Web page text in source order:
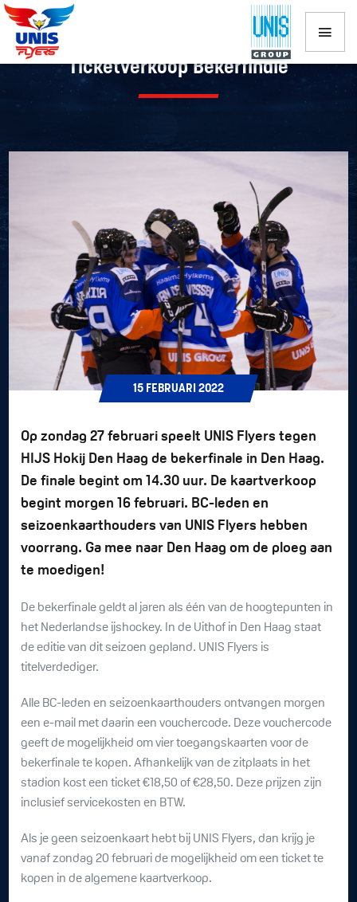
Ticketverkoop Bekerfinale
15 FEBRUARI 2022
Op zondag 27 februari speelt UNIS Flyers tegen
HIJS Hokij Den Haag de bekerfinale in Den Haag.
De finale begint om 14.30 uur. De kaartverkoop
begint morgen 16 februari. BC-leden en
seizoenkaarthouders van UNIS Flyers hebben
voorrang. Ga mee naar Den Haag om de ploeg aan
te moedigen!
De bekerfinale geldt al jaren als één van de hoogtepunten in
het Nederlandse ijshockey. In de Uithof in Den Haag staat
de editie van dit seizoen gepland. UNIS Flyers is
titelverdediger.
Alle BC-leden en seizoenkaarthouders ontvangen morgen
een e-mail met daarin een vouchercode. Deze vouchercode
geeft de mogelijkheid om vier toegangskaarten voor de
bekerfinale te kopen. Afhankelijk van de zitplaats in het
stadion kost een ticket €18,50 of €28,50. Deze prijzen zijn
inclusief servicekosten en BTW.
Als je geen seizoenkaart hebt bij UNIS Flyers, dan krijg je
vanaf zondag 20 februari de mogelijkheid om een ticket te
kopen in de algemene kaartverkoop.